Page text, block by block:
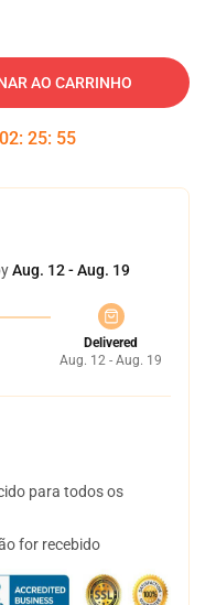
AO CARRINHO
02: 25: 54
Aug. 12 - Aug. 19
Delivered
Aug. 12 - Aug. 19
para todos os
for recebido